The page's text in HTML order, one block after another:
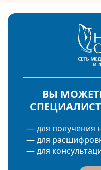
ВЫ
— для получения
— для
— для